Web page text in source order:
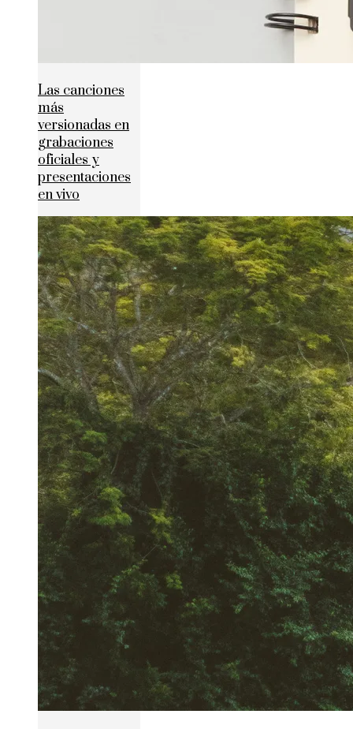
Las canciones
más
versionadas en
grabaciones
oficiales y
presentaciones
en vivo